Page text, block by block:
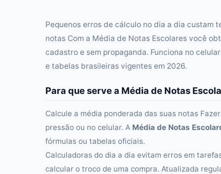
Pequenos erros de cálculo no dia a dia custam
notas Com a Média de Notas Escolares você
cadastro e sem propaganda. Funciona no
e tabelas brasileiras vigentes em 2026.
Para que serve a Média de Notas
Calcule a média ponderada das suas notas
pressão ou no celular. A Média de Notas
fórmulas ou tabelas oficiais.
Calculadoras do dia a dia evitam erros em
calcular o troco de uma compra. Atualizada